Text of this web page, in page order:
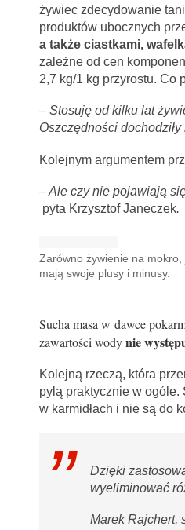
żywiec zdecydowanie
produktów ubocznych
a także ciastkami,
zależne od cen
2,7 kg/1 kg przyrostu. Co
– Stosuję od kilku lat
Oszczędności
Kolejnym argumentem
– Ale czy nie pojawiają
pyta Krzysztof Janeczek.
Zarówno żywienie na mokro,
mają swoje plusy i minusy.
Sucha masa w dawce
zawartości wodynie
Kolejną rzeczą, która
pylą praktycznie w ogóle.
w karmidłach i nie są do
Dzięki
wyeliminować
Marek Rajchert,